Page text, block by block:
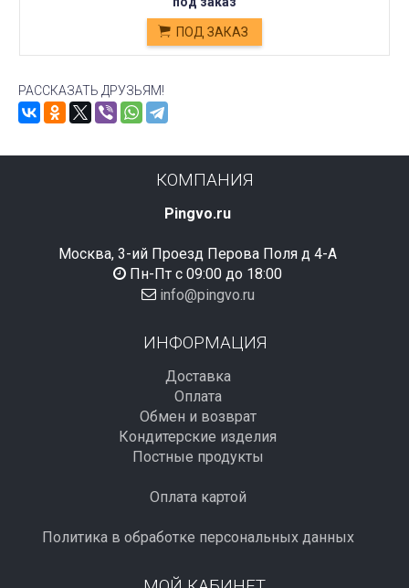
ПОД ЗАКАЗ
РАССКАЗАТЬ ДРУЗЬЯМ!
КОМПАНИЯ
Pingvo.ru
Москва, 3-ий Проезд Перова Поля д 4-А
Пн-Пт с 09:00 до 18:00
info@pingvo.ru
ИНФОРМАЦИЯ
Доставка
Оплата
Обмен и возврат
Кондитерские изделия
Постные продукты
Оплата картой
Политика в обработке персональных данных